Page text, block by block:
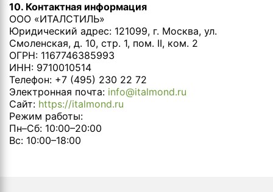
10. Контактная информация
ООО «ИТАЛСТИЛЬ»
Юридический адрес: 121099, г. Москва, ул.
Смоленская, д. 10, стр. 1, пом. II, ком. 2
ОГРН: 1167746385993
ИНН: 9710010514
Телефон: +7 (495) 230 22 72
Электронная почта: info@italmond.ru
Сайт: https://italmond.ru
Режим работы:
Пн–Сб: 10:00–20:00
Вс: 10:00–18:00